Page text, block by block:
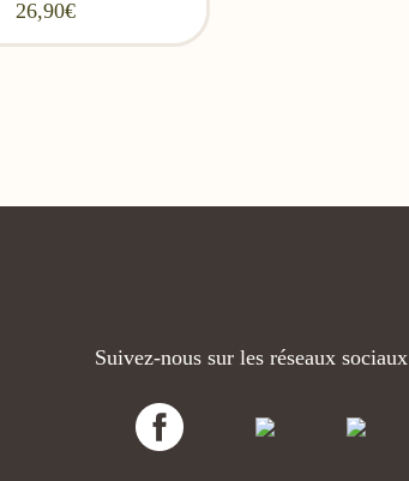
26,90€
Suivez-nous sur les réseaux sociaux